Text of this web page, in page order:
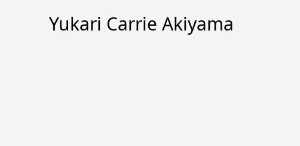
Yukari Carrie Akiyama